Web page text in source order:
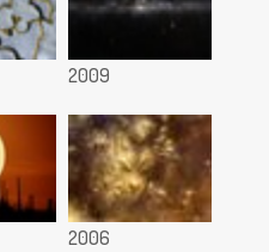
2009
2006